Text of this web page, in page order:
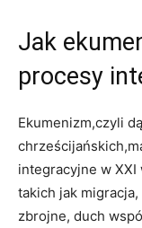
Jak
procesy
Ekumenizm,czyli
integracyjne w
takich jak
zbrojne, duch